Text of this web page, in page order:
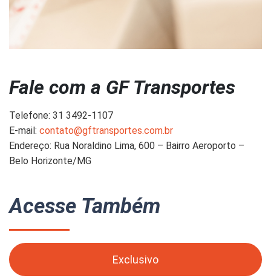
Fale com a GF Transportes
Telefone: 31 3492-1107
E-mail: contato@gftransportes.com.br
Endereço: Rua Noraldino Lima, 600 – Bairro Aeroporto –
Belo Horizonte/MG
Acesse Também
Exclusivo